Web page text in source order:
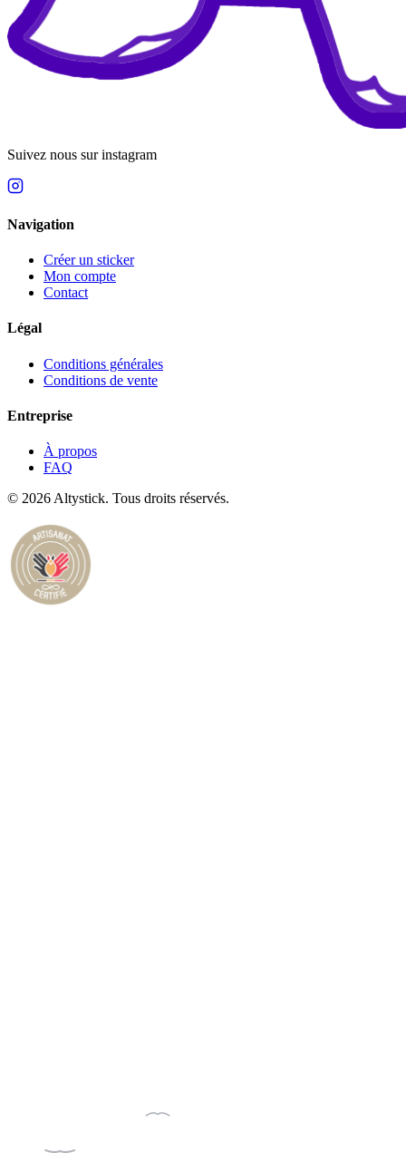
Suivez nous sur instagram
Navigation
Créer un sticker
Mon compte
Contact
Légal
Conditions générales
Conditions de vente
Entreprise
À propos
FAQ
© 2026 Altystick. Tous droits réservés.